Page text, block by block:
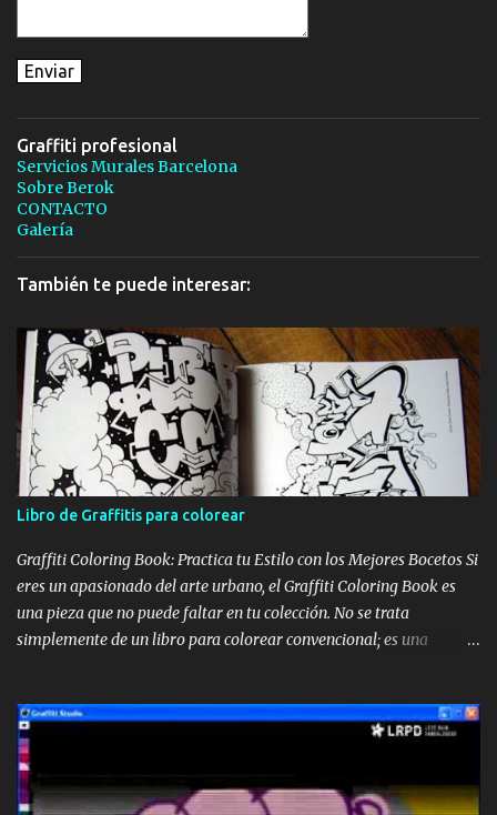
Graffiti profesional
Servicios Murales Barcelona
Sobre Berok
CONTACTO
Galería
También te puede interesar:
Libro de Graffitis para colorear
Graffiti Coloring Book: Practica tu Estilo con los Mejores Bocetos Si
eres un apasionado del arte urbano, el Graffiti Coloring Book es
una pieza que no puede faltar en tu colección. No se trata
simplemente de un libro para colorear convencional; es una
Egs y Bates . Portada del Graffiti Coloring Book, ideal para artistas
y aficionados Estos maestros del spray han definido los bordes de
sus trabajos más icónicos, dejando el espacio en blanco para que tú
tomes el control. Aunque muchos piensen que es un libro para